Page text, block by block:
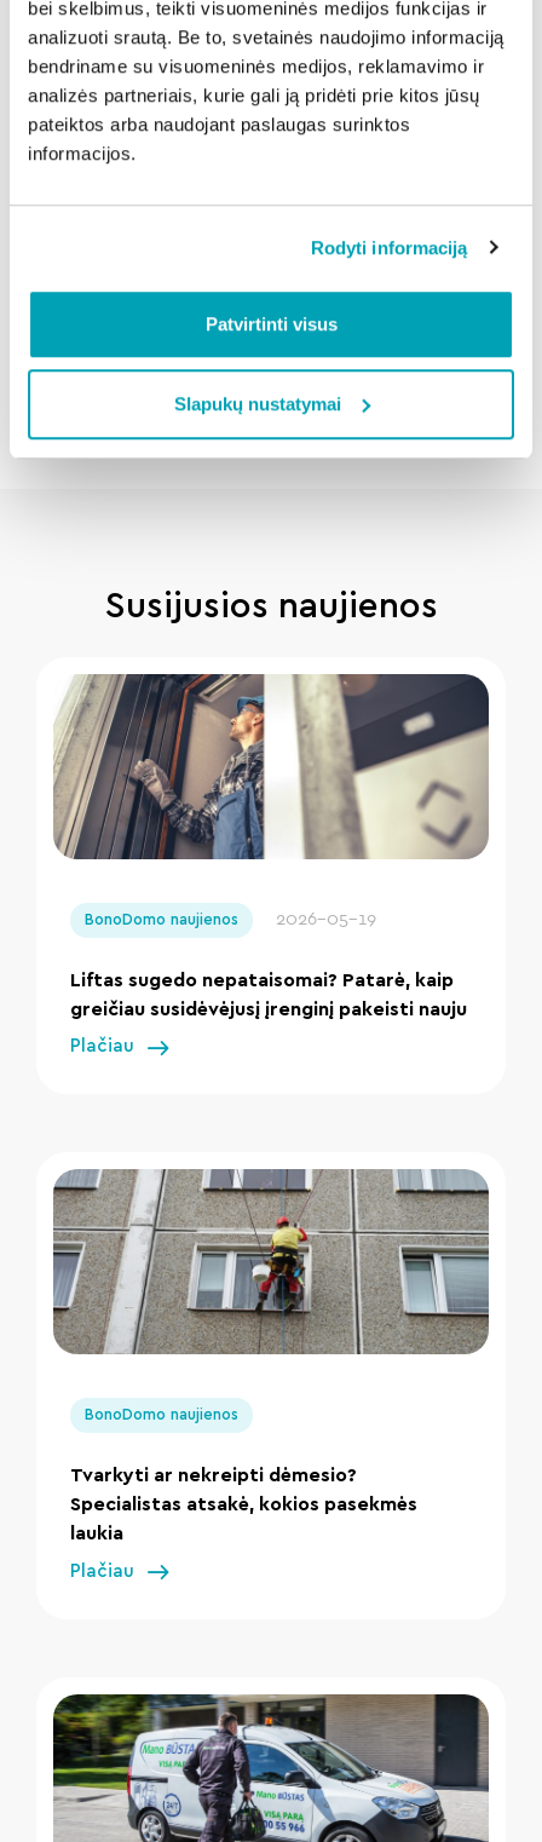
bei skelbimus, teikti visuomeninės medijos funkcijas ir
analizuoti srautą. Be to, svetainės naudojimo informaciją
bendriname su visuomeninės medijos, reklamavimo ir
analizės partneriais, kurie gali ją pridėti prie kitos jūsų
pateiktos arba naudojant paslaugas surinktos
informacijos.
Rodyti informaciją
Patvirtinti visus
Slapukų nustatymai
kuriame įvyko avarija, šeimininkais ir imsis gelbėti jų
turtą.
„Laikykitės šių patarimų, nepamirškite pasidalinti
savo kontaktais su namo prižiūrėtoju ir galėsite ramiai
atostogauti ne tik Lietuvoje, bet ir užsienyje“, –
Atgal
Susijusios naujienos
BonoDomo naujienos 2026-05-19
Liftas sugedo nepataisomai? Patarė, kaip
greičiau susidėvėjusį įrenginį pakeisti nauju
Plačiau
BonoDomo naujienos
Tvarkyti ar nekreipti dėmesio?
Specialistas atsakė, kokios pasekmės
laukia
Plačiau